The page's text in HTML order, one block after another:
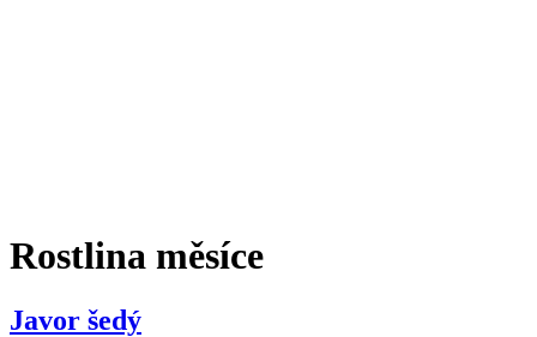
Rostlina měsíce
Javor šedý